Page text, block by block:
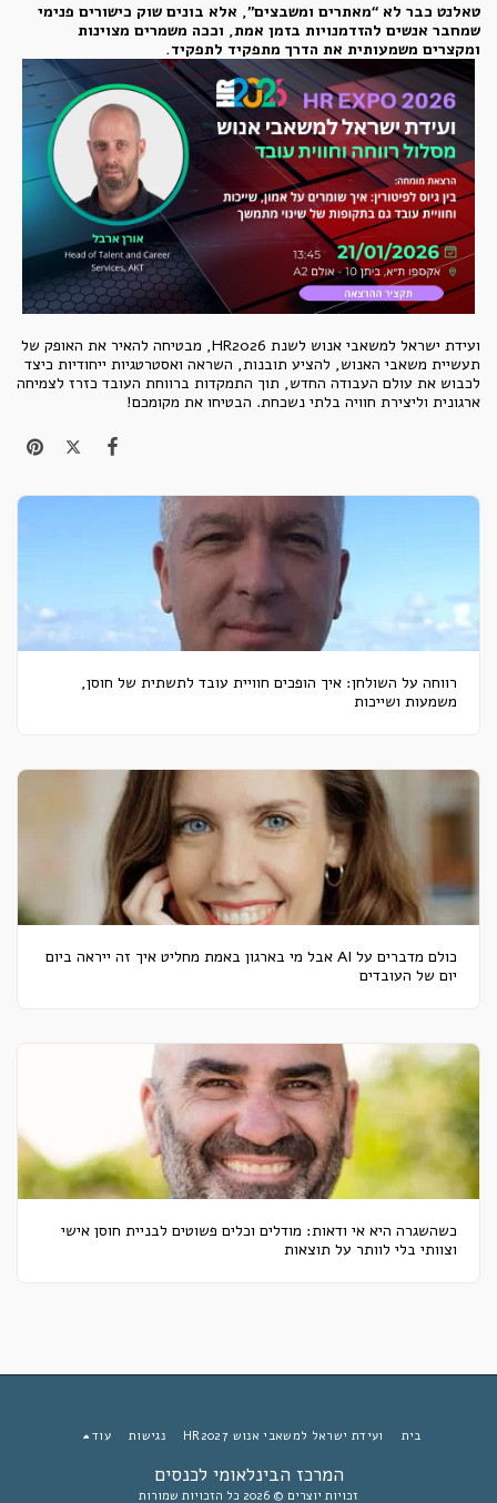
טאלנט כבר לא “מאתרים ומשבצים”, אלא בונים שוק כישורים פנימי
שמחבר אנשים להזדמנויות בזמן אמת, וככה משמרים מצוינות
ומקצרים משמעותית את הדרך מתפקיד לתפקיד.
ועידת ישראל למשאבי אנוש לשנת HR2026, מבטיחה להאיר את האופק של
תעשיית משאבי האנוש, להציע תובנות, השראה ואסטרטגיות ייחודיות כיצד
לכבוש את עולם העבודה החדש, תוך התמקדות ברווחת העובד כזרז לצמיחה
ארגונית וליצירת חוויה בלתי נשכחת. הבטיחו את מקומכם!
רווחה על השולחן: איך הופכים חוויית עובד לתשתית של חוסן,
משמעות ושייכות
כולם מדברים על AI אבל מי בארגון באמת מחליט איך זה ייראה ביום
יום של העובדים
כשהשגרה היא אי ודאות: מודלים וכלים פשוטים לבניית חוסן אישי
וצוותי בלי לוותר על תוצאות
המרכז הבינלאומי לכנסים
זכויות יוצרים © 2026 כל הזכויות שמורות
בית ועידת ישראל למשאבי אנוש HR2027 נגישות עוד